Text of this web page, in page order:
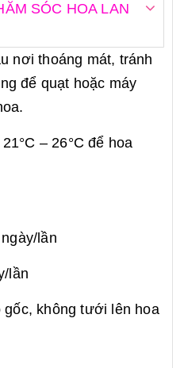
SÓC HOA LAN
nơi thoáng mát, tránh
để quạt hoặc máy
– 26°C để hoa
lần
lần
không tưới lên hoa